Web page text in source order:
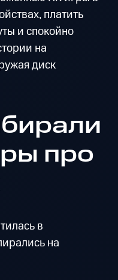
платить
и спокойно
на
диск
про
в
на